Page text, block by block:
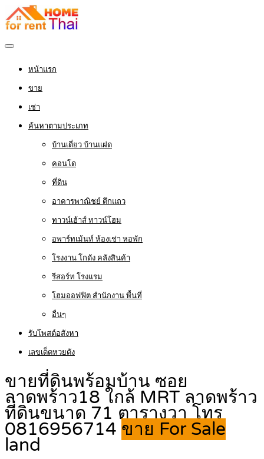
หน้าแรก
ขาย
เช่า
ค้นหาตามประเภท
บ้านเดี่ยว บ้านแฝด
คอนโด
ที่ดิน
อาคารพาณิชย์ ตึกแถว
ทาวน์เฮ้าส์ ทาวน์โฮม
อพาร์ทเม้นท์ ห้องเช่า หอพัก
โรงงาน โกดัง คลังสินค้า
รีสอร์ท โรงแรม
โฮมออฟฟิต สำนักงาน พื้นที่
อื่นๆ
รับโพสต์อสังหา
เลขเด็ดหวยดัง
ขายที่ดินพร้อมบ้าน ซอย
ลาดพร้าว18 ใกล้ MRT ลาดพร้าว
ที่ดินขนาด 71 ตารางวา โทร
0816956714 ขาย For Sale
land